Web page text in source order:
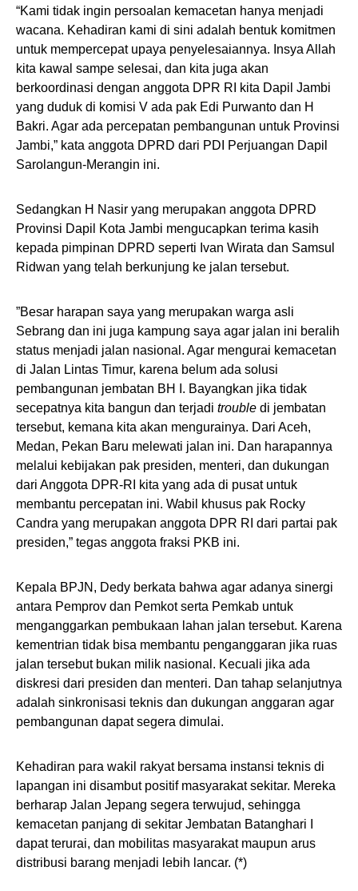
“Kami tidak ingin persoalan kemacetan hanya menjadi
wacana. Kehadiran kami di sini adalah bentuk komitmen
untuk mempercepat upaya penyelesaiannya. Insya Allah
kita kawal sampe selesai, dan kita juga akan
berkoordinasi dengan anggota DPR RI kita Dapil Jambi
yang duduk di komisi V ada pak Edi Purwanto dan H
Bakri. Agar ada percepatan pembangunan untuk Provinsi
Jambi,” kata anggota DPRD dari PDI Perjuangan Dapil
Sarolangun-Merangin ini.
Sedangkan H Nasir yang merupakan anggota DPRD
Provinsi Dapil Kota Jambi mengucapkan terima kasih
kepada pimpinan DPRD seperti Ivan Wirata dan Samsul
Ridwan yang telah berkunjung ke jalan tersebut.
”Besar harapan saya yang merupakan warga asli
Sebrang dan ini juga kampung saya agar jalan ini beralih
status menjadi jalan nasional. Agar mengurai kemacetan
di Jalan Lintas Timur, karena belum ada solusi
pembangunan jembatan BH I. Bayangkan jika tidak
secepatnya kita bangun dan terjadi trouble di jembatan
tersebut, kemana kita akan mengurainya. Dari Aceh,
Medan, Pekan Baru melewati jalan ini. Dan harapannya
melalui kebijakan pak presiden, menteri, dan dukungan
dari Anggota DPR-RI kita yang ada di pusat untuk
membantu percepatan ini. Wabil khusus pak Rocky
Candra yang merupakan anggota DPR RI dari partai pak
presiden,” tegas anggota fraksi PKB ini.
Kepala BPJN, Dedy berkata bahwa agar adanya sinergi
antara Pemprov dan Pemkot serta Pemkab untuk
menganggarkan pembukaan lahan jalan tersebut. Karena
kementrian tidak bisa membantu penganggaran jika ruas
jalan tersebut bukan milik nasional. Kecuali jika ada
diskresi dari presiden dan menteri. Dan tahap selanjutnya
adalah sinkronisasi teknis dan dukungan anggaran agar
pembangunan dapat segera dimulai.
Kehadiran para wakil rakyat bersama instansi teknis di
lapangan ini disambut positif masyarakat sekitar. Mereka
berharap Jalan Jepang segera terwujud, sehingga
kemacetan panjang di sekitar Jembatan Batanghari I
dapat terurai, dan mobilitas masyarakat maupun arus
distribusi barang menjadi lebih lancar. (*)